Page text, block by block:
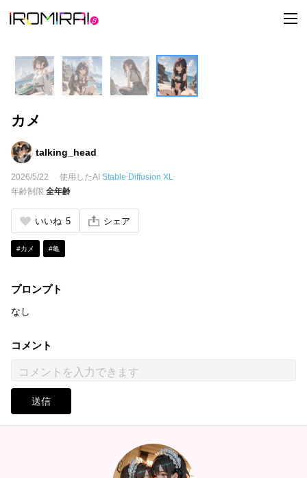
t
o
カメ
talking_head
2026/5/22 使用したAI Stable Diffusion XL
年齢制限 全年齢
いいね 5 シェア
#カメ #亀
プロンプト
なし
コメント
送信